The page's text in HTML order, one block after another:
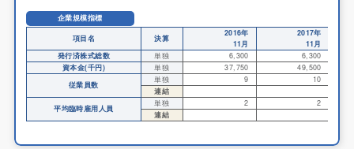
企業規模指標
項目名
決算
2016年
11月
2017年
11月
発行済株式総数
単独 6,300
6,300
資本金(千円)
単独 37,750
49,500
従業員数
単独 9
10
連結
平均臨時雇用人員
単独 2
2
連結